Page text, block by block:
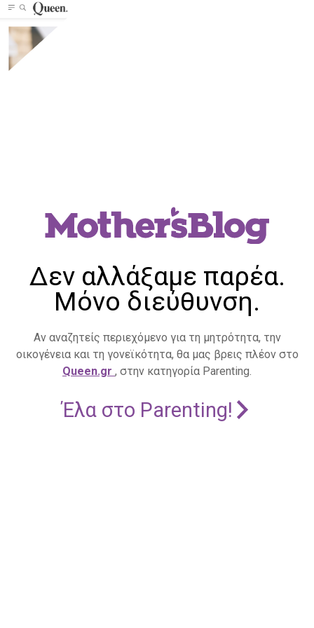
Δεν αλλάξαμε παρέα.
Μόνο διεύθυνση.
Αν αναζητείς περιεχόμενο για τη μητρότητα, την
οικογένεια και τη γονεϊκότητα, θα μας βρεις πλέον στο
Queen.gr , στην κατηγορία Parenting.
Έλα στο Parenting!